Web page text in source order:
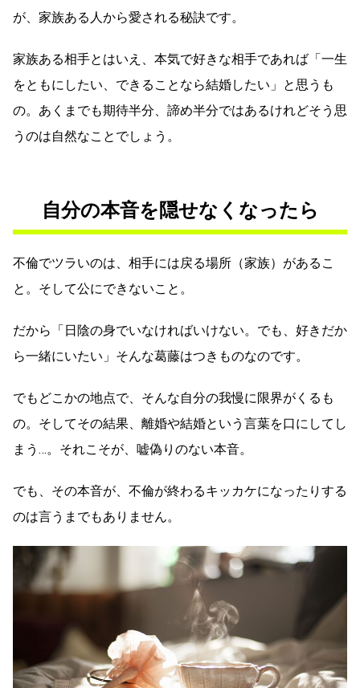
が、家族ある人から愛される秘訣です。
家族ある相手とはいえ、本気で好きな相手であれば「一生
をともにしたい、できることなら結婚したい」と思うも
の。あくまでも期待半分、諦め半分ではあるけれどそう思
うのは自然なことでしょう。
自分の本音を隠せなくなったら
不倫でツラいのは、相手には戻る場所（家族）があるこ
と。そして公にできないこと。
だから「日陰の身でいなければいけない。でも、好きだか
ら一緒にいたい」そんな葛藤はつきものなのです。
でもどこかの地点で、そんな自分の我慢に限界がくるも
の。そしてその結果、離婚や結婚という言葉を口にしてし
まう…。それこそが、嘘偽りのない本音。
でも、その本音が、不倫が終わるキッカケになったりする
のは言うまでもありません。